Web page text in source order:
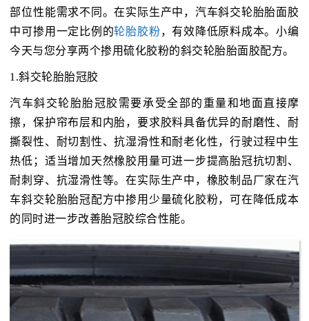
部位性能需求不同。在实际生产中，汽车斜交轮胎胎面胶
中可掺用一定比例的轮胎胶粉，有效降低原料成本。小编
今天与您分享两个掺用硫化胶粉的斜交轮胎胎面胶配方。
1.斜交轮胎胎冠胶
汽车斜交轮胎胎冠胶需要承受全部的重量和地面直接摩
擦，保护帘布层和内胎，要求胶料具备优异的耐磨性、耐
撕裂性、耐切割性、抗湿滑性和耐老化性，行驶过程中生
热低；适当增加天然橡胶用量可进一步提高胎冠抗切割、
耐刺穿、抗湿滑性等。在实际生产中，橡胶制品厂家在汽
车斜交轮胎胎冠配方中掺用少量硫化胶粉，可在降低成本
的同时进一步改善胎冠胶综合性能。